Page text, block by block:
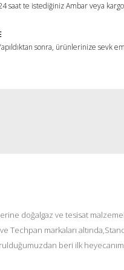
saat te istediğiniz Ambar veya
sonra, ürünlerinize sevk
doğalgaz ve tesisat
Techpan markaları
beri ilk